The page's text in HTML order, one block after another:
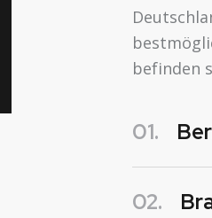
befinden
01.
02.